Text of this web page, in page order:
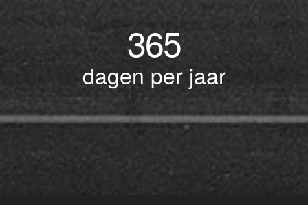
365
dagen per jaar